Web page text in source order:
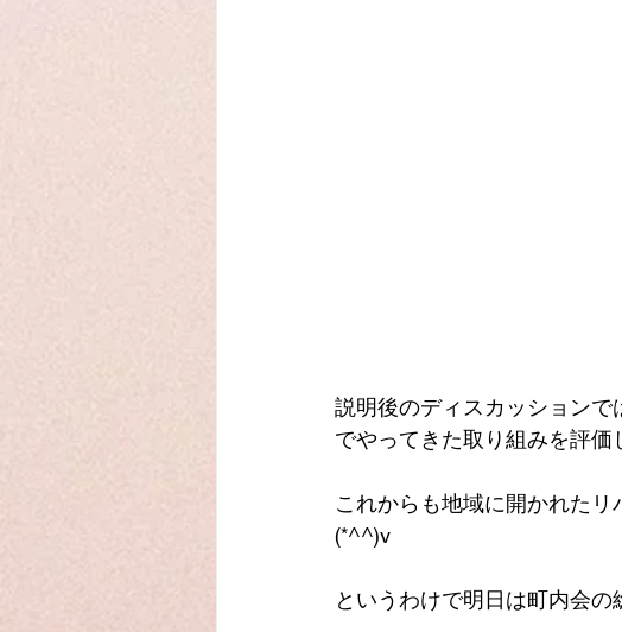
説明後のディスカッションで
でやってきた取り組みを評価
これからも地域に開かれた
(*^^)v
というわけで明日は町内会の